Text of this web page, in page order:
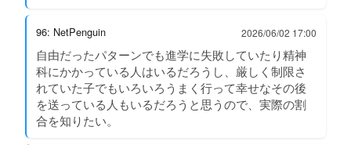
96: NetPenguin 2026/06/02 17:00
自由だったパターンでも進学に失敗していたり精神
科にかかっている人はいるだろうし、厳しく制限さ
れていた子でもいろいろうまく行って幸せなその後
を送っている人もいるだろうと思うので、実際の割
合を知りたい。